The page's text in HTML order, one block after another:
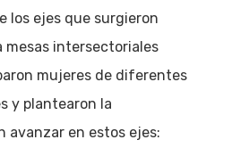
los ejes que surgieron
mesas intersectoriales
mujeres de diferentes
y plantearon la
avanzar en estos ejes: